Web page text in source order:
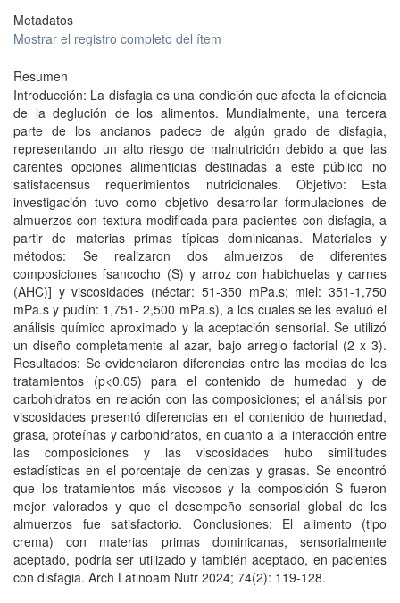
Metadatos
Mostrar el registro completo del ítem
Resumen
Introducción: La disfagia es una condición que afecta la eficiencia
de la deglución de los alimentos. Mundialmente, una tercera
parte de los ancianos padece de algún grado de disfagia,
representando un alto riesgo de malnutrición debido a que las
carentes opciones alimenticias destinadas a este público no
satisfacensus requerimientos nutricionales. Objetivo: Esta
investigación tuvo como objetivo desarrollar formulaciones de
almuerzos con textura modificada para pacientes con disfagia, a
partir de materias primas típicas dominicanas. Materiales y
métodos: Se realizaron dos almuerzos de diferentes
composiciones [sancocho (S) y arroz con habichuelas y carnes
(AHC)] y viscosidades (néctar: 51-350 mPa.s; miel: 351-1,750
mPa.s y pudín: 1,751- 2,500 mPa.s), a los cuales se les evaluó el
análisis químico aproximado y la aceptación sensorial. Se utilizó
un diseño completamente al azar, bajo arreglo factorial (2 x 3).
Resultados: Se evidenciaron diferencias entre las medias de los
tratamientos (p<0.05) para el contenido de humedad y de
carbohidratos en relación con las composiciones; el análisis por
viscosidades presentó diferencias en el contenido de humedad,
grasa, proteínas y carbohidratos, en cuanto a la interacción entre
las composiciones y las viscosidades hubo similitudes
estadísticas en el porcentaje de cenizas y grasas. Se encontró
que los tratamientos más viscosos y la composición S fueron
mejor valorados y que el desempeño sensorial global de los
almuerzos fue satisfactorio. Conclusiones: El alimento (tipo
crema) con materias primas dominicanas, sensorialmente
aceptado, podría ser utilizado y también aceptado, en pacientes
con disfagia. Arch Latinoam Nutr 2024; 74(2): 119-128.